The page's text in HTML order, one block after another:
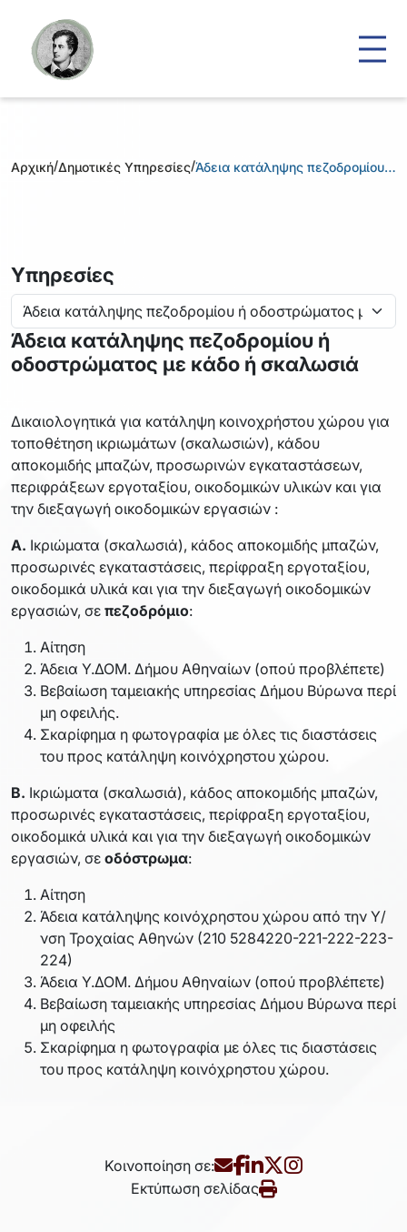
Αρχική/Δημοτικές Υπηρεσίες/Άδεια κατάληψης πεζοδρομίου…
Υπηρεσίες
Άδεια κατάληψης πεζοδρομίου ή
οδοστρώματος με κάδο ή σκαλωσιά
Δικαιολογητικά για κατάληψη κοινοχρήστου χώρου για
τοποθέτηση ικριωμάτων (σκαλωσιών), κάδου
αποκομιδής μπαζών, προσωρινών εγκαταστάσεων,
περιφράξεων εργοταξίου, οικοδομικών υλικών και για
την διεξαγωγή οικοδομικών εργασιών :
Α. Ικριώματα (σκαλωσιά), κάδος αποκομιδής μπαζών,
προσωρινές εγκαταστάσεις, περίφραξη εργοταξίου,
οικοδομικά υλικά και για την διεξαγωγή οικοδομικών
εργασιών, σε πεζοδρόμιο:
Αίτηση
Άδεια Υ.ΔΟΜ. Δήμου Αθηναίων (οπού προβλέπετε)
Βεβαίωση ταμειακής υπηρεσίας Δήμου Βύρωνα περί
μη οφειλής.
Σκαρίφημα η φωτογραφία με όλες τις διαστάσεις
του προς κατάληψη κοινόχρηστου χώρου.
Β. Ικριώματα (σκαλωσιά), κάδος αποκομιδής μπαζών,
προσωρινές εγκαταστάσεις, περίφραξη εργοταξίου,
οικοδομικά υλικά και για την διεξαγωγή οικοδομικών
εργασιών, σε οδόστρωμα:
Αίτηση
Άδεια κατάληψης κοινόχρηστου χώρου από την Υ/
νση Τροχαίας Αθηνών (210 5284220-221-222-223-
224)
Άδεια Υ.ΔΟΜ. Δήμου Αθηναίων (οπού προβλέπετε)
Βεβαίωση ταμειακής υπηρεσίας Δήμου Βύρωνα περί
μη οφειλής
Σκαρίφημα η φωτογραφία με όλες τις διαστάσεις
του προς κατάληψη κοινόχρηστου χώρου.
Κοινοποίηση σε:
Εκτύπωση σελίδας